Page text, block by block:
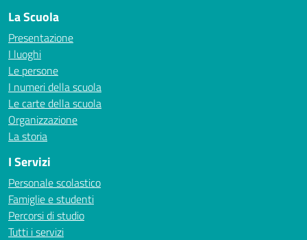
La Scuola
Presentazione
I luoghi
Le persone
I numeri della scuola
Le carte della scuola
Organizzazione
La storia
I Servizi
Personale scolastico
Famiglie e studenti
Percorsi di studio
Tutti i servizi